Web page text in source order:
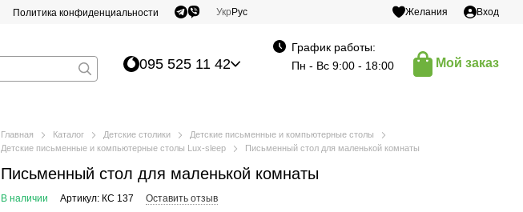
Политика конфиденциальности Укр Рус Желания Вход
095 525 11 42
График работы:
Пн - Вс 9:00 - 18:00
Мой заказ
Главная Каталог Детские столики
Детские письменные и компьютерные столы
Детские письменные и компьютерные столы Lux-sleep
Письменный стол для маленькой комнаты
Письменный стол для маленькой комнаты
В наличии Артикул: КС 137 Оставить отзыв